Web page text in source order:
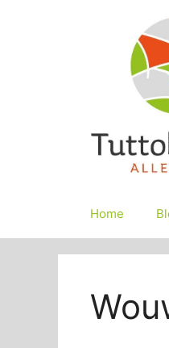
Home